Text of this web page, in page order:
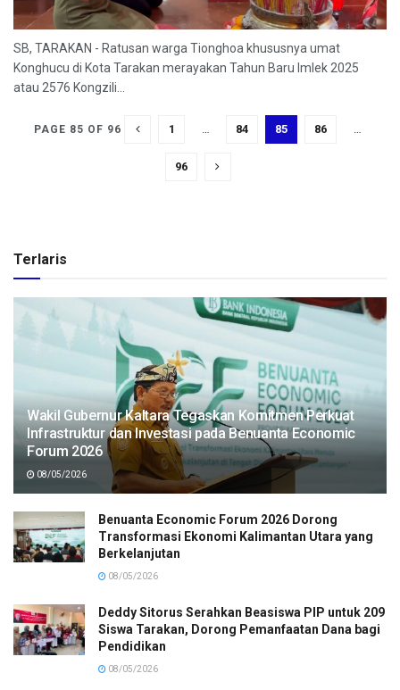
SB, TARAKAN - Ratusan warga Tionghoa khususnya umat
Konghucu di Kota Tarakan merayakan Tahun Baru Imlek 2025
atau 2576 Kongzili...
PAGE 85 OF 96 1 … 84 85 86 …
96
Terlaris
Wakil Gubernur Kaltara Tegaskan Komitmen Perkuat
Infrastruktur dan Investasi pada Benuanta Economic
Forum 2026
08/05/2026
Benuanta Economic Forum 2026 Dorong
Transformasi Ekonomi Kalimantan Utara yang
Berkelanjutan
08/05/2026
Deddy Sitorus Serahkan Beasiswa PIP untuk 209
Siswa Tarakan, Dorong Pemanfaatan Dana bagi
Pendidikan
08/05/2026